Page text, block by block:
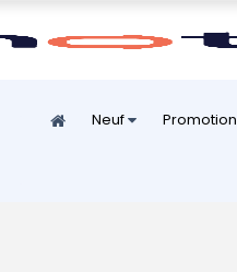
Neuf Promotion